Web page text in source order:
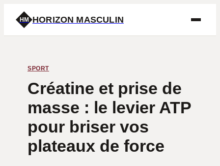
HM HORIZON MASCULIN
SPORT
Créatine et prise de
masse : le levier ATP
pour briser vos
plateaux de force